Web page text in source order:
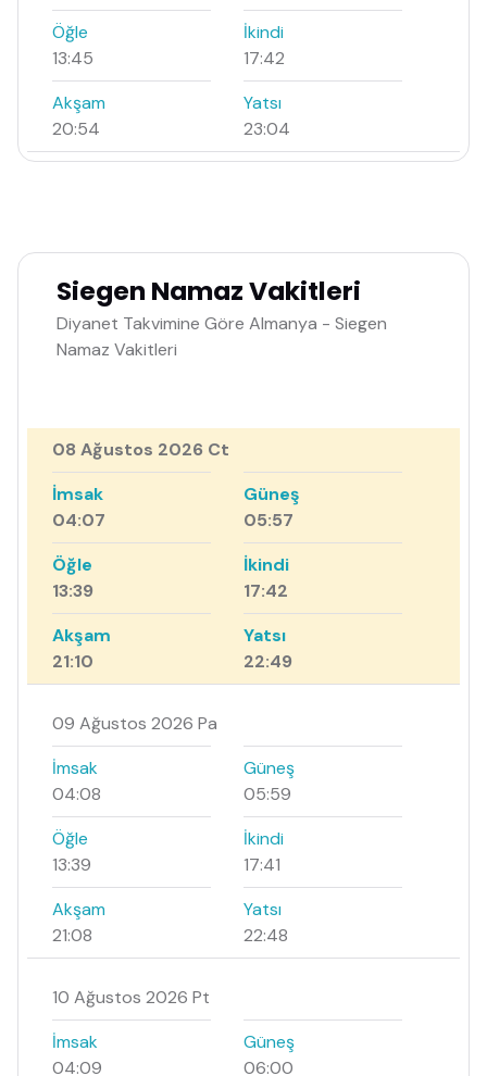
Öğle
13:45
İkindi
17:42
Akşam
20:54
Yatsı
23:04
Siegen Namaz Vakitleri
Diyanet Takvimine Göre Almanya - Siegen
Namaz Vakitleri
08 Ağustos 2026 Ct
İmsak
04:07
Güneş
05:57
Öğle
13:39
İkindi
17:42
Akşam
21:10
Yatsı
22:49
09 Ağustos 2026 Pa
İmsak
04:08
Güneş
05:59
Öğle
13:39
İkindi
17:41
Akşam
21:08
Yatsı
22:48
10 Ağustos 2026 Pt
İmsak
04:09
Güneş
06:00